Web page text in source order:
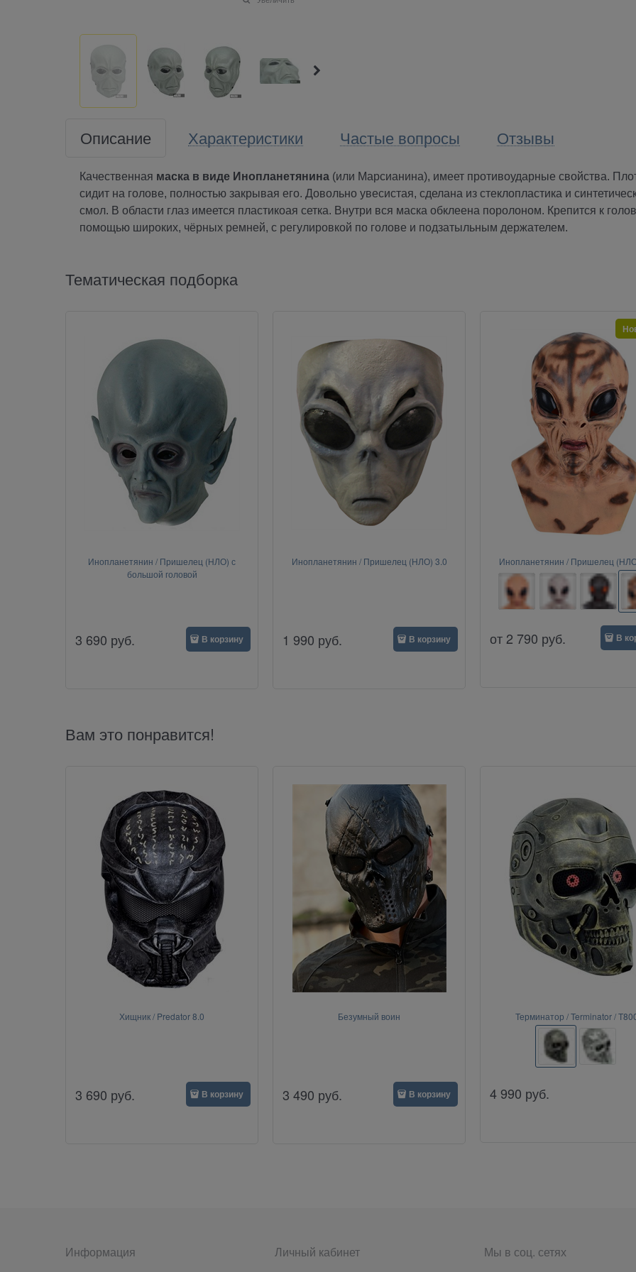
Описание Характеристики Частые вопросы Отзывы
Качественная маска в виде Инопланетянина (или Марсианина), имеет противоударные свойства.
сидит на голове, полностью закрывая его. Довольно увесистая, сделана из стеклопластика и
смол. В области глаз имеется пластикоая сетка. Внутри вся маска обклеена поролоном. Крепится к
помощью широких, чёрных ремней, с регулировкой по голове и подзатыльным держателем.
Тематическая подборка
Инопланетянин / Пришелец (НЛО) с
большой головой
3 690 руб. В корзину
Инопланетянин / Пришелец (НЛО) 3.0
1 990 руб. В корзину
Инопланетянин / Пришелец
от 2 790 руб. В
Вам это понравится!
Хищник / Predator 8.0
3 690 руб. В корзину
Безумный воин
3 490 руб. В корзину
Терминатор / Terminator /
4 990 руб.
Информация Личный кабинет Мы в соц. сетях